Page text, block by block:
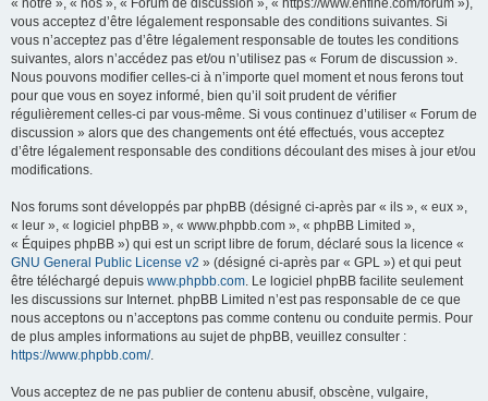
« notre », « nos », « Forum de discussion », « https://www.enfine.com/forum »),
vous acceptez d’être légalement responsable des conditions suivantes. Si
vous n’acceptez pas d’être légalement responsable de toutes les conditions
suivantes, alors n’accédez pas et/ou n’utilisez pas « Forum de discussion ».
Nous pouvons modifier celles-ci à n’importe quel moment et nous ferons tout
pour que vous en soyez informé, bien qu’il soit prudent de vérifier
régulièrement celles-ci par vous-même. Si vous continuez d’utiliser « Forum de
discussion » alors que des changements ont été effectués, vous acceptez
d’être légalement responsable des conditions découlant des mises à jour et/ou
modifications.
Nos forums sont développés par phpBB (désigné ci-après par « ils », « eux »,
« leur », « logiciel phpBB », « www.phpbb.com », « phpBB Limited »,
« Équipes phpBB ») qui est un script libre de forum, déclaré sous la licence «
GNU General Public License v2 » (désigné ci-après par « GPL ») et qui peut
être téléchargé depuis www.phpbb.com. Le logiciel phpBB facilite seulement
les discussions sur Internet. phpBB Limited n’est pas responsable de ce que
nous acceptons ou n’acceptons pas comme contenu ou conduite permis. Pour
de plus amples informations au sujet de phpBB, veuillez consulter :
https://www.phpbb.com/.
Vous acceptez de ne pas publier de contenu abusif, obscène, vulgaire,